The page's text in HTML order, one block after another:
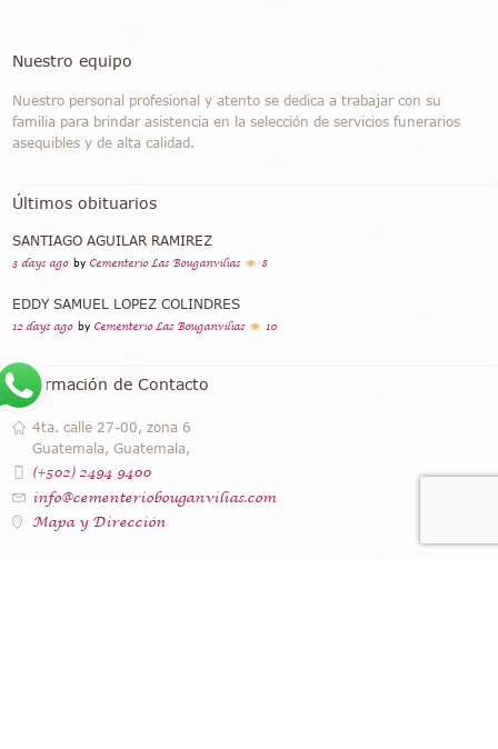
Nuestro equipo
Nuestro personal profesional y atento se dedica a trabajar con su
familia para brindar asistencia en la selección de servicios funerarios
asequibles y de alta calidad.
Últimos obituarios
SANTIAGO AGUILAR RAMIREZ
3 days ago by Cementerio Las Bouganvilias 8
EDDY SAMUEL LOPEZ COLINDRES
12 days ago by Cementerio Las Bouganvilias 10
Información de Contacto
4ta. calle 27-00, zona 6
Guatemala, Guatemala,
(+502) 2494 9400
info@cementeriobouganvilias.com
Mapa y Dirección